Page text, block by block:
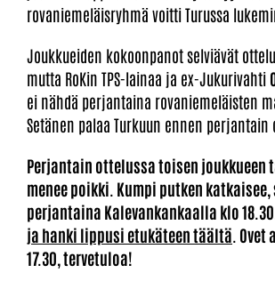
rovaniemeläisryhmä voitti Turussa
Joukkueiden kokoonpanot selviävät
mutta RoKin TPS-lainaa ja ex-Jukurivahti
ei nähdä perjantaina rovaniemeläisten
Setänen palaa Turkuun ennen perjantain
Perjantain ottelussa toisen joukkueen
menee poikki. Kumpi putken katkaisee,
perjantaina Kalevankankaalla klo
ja hanki lippusi etukäteen täältä. Ovet
17.30, tervetuloa!